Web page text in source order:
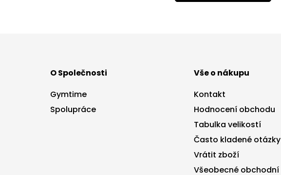
O Společnosti
Gymtime
Spolupráce
Vše o nákupu
Kontakt
Hodnocení obchodu
Tabulka velikostí
Často kladené otázky
Vrátit zboží
Všeobecné obchodní